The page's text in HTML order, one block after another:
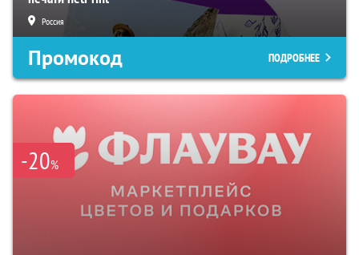
Россия
Промокод ПОДРОБНЕЕ
-20%